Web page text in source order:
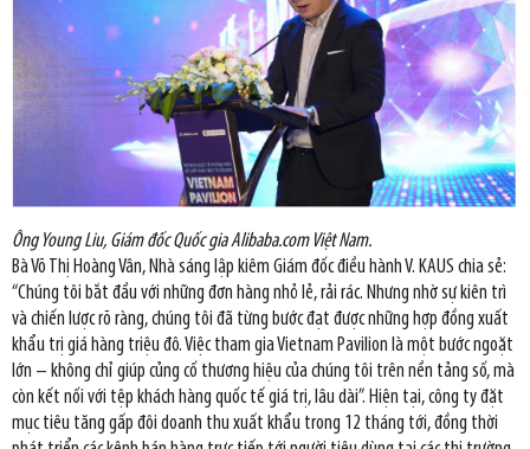
Ông Young Liu, Giám đốc Quốc gia Alibaba.com Việt Nam.
Bà Võ Thị Hoàng Vân, Nhà sáng lập kiêm Giám đốc điều hành V. KAUS chia sẻ:
“Chúng tôi bắt đầu với những đơn hàng nhỏ lẻ, rải rác. Nhưng nhờ sự kiên trì
và chiến lược rõ ràng, chúng tôi đã từng bước đạt được những hợp đồng xuất
khẩu trị giá hàng triệu đô. Việc tham gia Vietnam Pavilion là một bước ngoặt
lớn – không chỉ giúp củng cố thương hiệu của chúng tôi trên nền tảng số, mà
còn kết nối với tệp khách hàng quốc tế giá trị, lâu dài”. Hiện tại, công ty đặt
mục tiêu tăng gấp đôi doanh thu xuất khẩu trong 12 tháng tới, đồng thời